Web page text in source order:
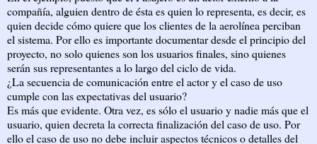
compañía, alguien dentro de ésta es quien lo representa, es decir, es
quien decide cómo quiere que los clientes de la aerolínea perciban
el sistema. Por ello es importante documentar desde el principio del
proyecto, no solo quienes son los usuarios finales, sino quienes
serán sus representantes a lo largo del ciclo de vida.
¿La secuencia de comunicación entre el actor y el caso de uso
cumple con las expectativas del usuario?
Es más que evidente. Otra vez, es sólo el usuario y nadie más que el
usuario, quien decreta la correcta finalización del caso de uso. Por
ello el caso de uso no debe incluir aspectos técnicos o detalles del